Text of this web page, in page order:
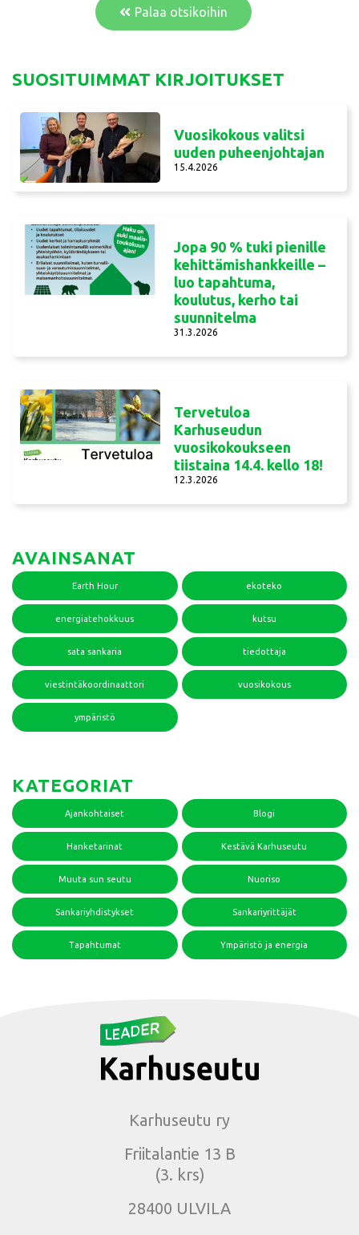
Palaa otsikoihin
SUOSITUIMMAT KIRJOITUKSET
Vuosikokous valitsi
uuden puheenjohtajan
15.4.2026
Jopa 90 % tuki pienille
kehittämishankkeille –
luo tapahtuma,
koulutus, kerho tai
suunnitelma
31.3.2026
Tervetuloa
Karhuseudun
vuosikokoukseen
tiistaina 14.4. kello 18!
12.3.2026
AVAINSANAT
Earth Hour ekoteko
energiatehokkuus kutsu
sata sankaria tiedottaja
viestintäkoordinaattori vuosikokous
ympäristö
KATEGORIAT
Ajankohtaiset Blogi
Hanketarinat Kestävä Karhuseutu
Muuta sun seutu Nuoriso
Sankariyhdistykset Sankariyrittäjät
Tapahtumat Ympäristö ja energia
Karhuseutu ry
Friitalantie 13 B
(3. krs)
28400 ULVILA